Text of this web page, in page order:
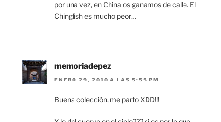
por una vez, en China os ganamos de calle. El
Chinglish es mucho peor…
memoriadepez
ENERO 29, 2010 A LAS 5:55 PM
Buena colección, me parto XDD!!!